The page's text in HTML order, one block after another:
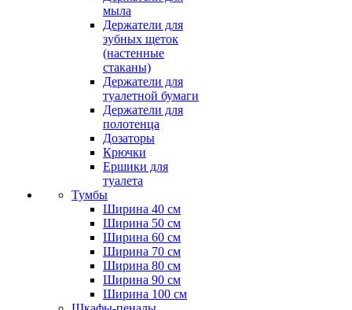
мыла
Держатели для
зубных щеток
(настенные
стаканы)
Держатели для
туалетной бумаги
Держатели для
полотенца
Дозаторы
Крючки
Ершики для
туалета
Тумбы
Ширина 40 см
Ширина 50 см
Ширина 60 см
Ширина 70 см
Ширина 80 см
Ширина 90 см
Ширина 100 см